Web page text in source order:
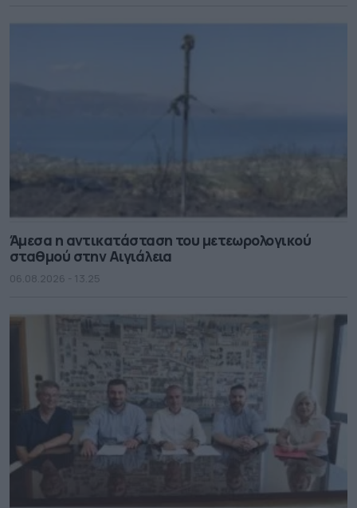
Άμεσα η αντικατάσταση του μετεωρολογικού
σταθμού στην Αιγιάλεια
06.08.2026 - 13.25